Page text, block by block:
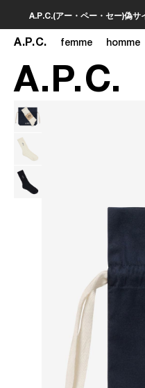
A.P.C. femme homme
A.P.C.